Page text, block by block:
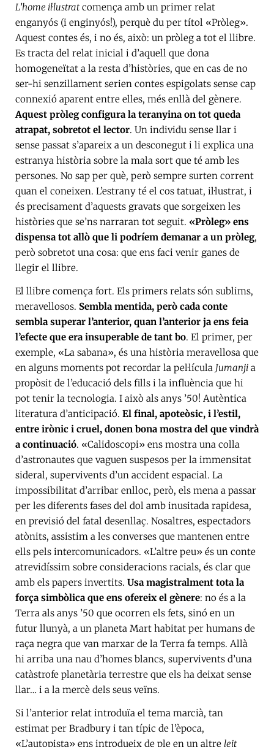
L’home il·lustrat comença amb un primer relat
enganyós (i enginyós!), perquè du per títol «Pròleg».
Aquest contes és, i no és, això: un pròleg a tot el llibre.
Es tracta del relat inicial i d’aquell que dona
homogeneïtat a la resta d’històries, que en cas de no
ser-hi senzillament serien contes espigolats sense cap
connexió aparent entre elles, més enllà del gènere.
Aquest pròleg configura la teranyina on tot queda
atrapat, sobretot el lector. Un individu sense llar i
sense passat s’apareix a un desconegut i li explica una
estranya història sobre la mala sort que té amb les
persones. No sap per què, però sempre surten corrent
quan el coneixen. L’estrany té el cos tatuat, il·lustrat, i
és precisament d’aquests gravats que sorgeixen les
històries que se’ns narraran tot seguit. «Pròleg» ens
dispensa tot allò que li podríem demanar a un pròleg,
però sobretot una cosa: que ens faci venir ganes de
llegir el llibre.
El llibre comença fort. Els primers relats són sublims,
meravellosos. Sembla mentida, però cada conte
sembla superar l’anterior, quan l’anterior ja ens feia
l’efecte que era insuperable de tant bo. El primer, per
exemple, «La sabana», és una història meravellosa que
en alguns moments pot recordar la pel·lícula Jumanji a
propòsit de l’educació dels fills i la influència que hi
pot tenir la tecnologia. I això als anys ’50! Autèntica
literatura d’anticipació. El final, apoteòsic, i l’estil,
entre irònic i cruel, donen bona mostra del que vindrà
a continuació. «Calidoscopi» ens mostra una colla
d’astronautes que vaguen suspesos per la immensitat
sideral, supervivents d’un accident espacial. La
impossibilitat d’arribar enlloc, però, els mena a passar
per les diferents fases del dol amb inusitada rapidesa,
en previsió del fatal desenllaç. Nosaltres, espectadors
atònits, assistim a les converses que mantenen entre
ells pels intercomunicadors. «L’altre peu» és un conte
atrevidíssim sobre consideracions racials, és clar que
amb els papers invertits. Usa magistralment tota la
força simbòlica que ens ofereix el gènere: no és a la
Terra als anys ’50 que ocorren els fets, sinó en un
futur llunyà, a un planeta Mart habitat per humans de
raça negra que van marxar de la Terra fa temps. Allà
hi arriba una nau d’homes blancs, supervivents d’una
catàstrofe planetària terrestre que els ha deixat sense
llar… i a la mercè dels seus veïns.
Si l’anterior relat introduïa el tema marcià, tan
estimat per Bradbury i tan típic de l’època,
«L’autopista» ens introdueix de ple en un altre leit